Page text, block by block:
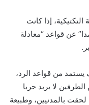
إذا كانت
عن قواعد “معادلة
من قواعد الرد،
لا يريد حربا
بالمدنيين، وطبيعة